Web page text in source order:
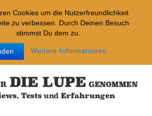
Cookies um die Nutzerfreundlichkeit
zu verbessen. Durch Deinen Besuch
stimmst Du dem zu.
Weitere Informationen
Neueste Tests:
Business
System
2026 Impressum